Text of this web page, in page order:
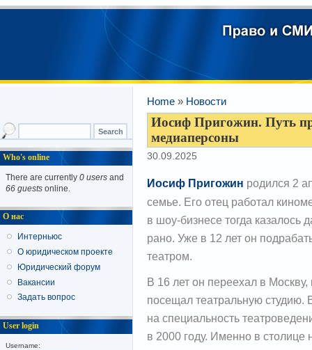
Home » Новости
Иосиф Пригожин. Путь
медиаперсоны
30.09.2025
Иосиф Пригожин родился 2
семье. Его отец работал
в шоу-бизнесе тогда казалось
рано. Уже в 12 лет он
театром.
В 16 лет он переехал в
посещал театральную
на специальность
в 2000 году. Именно в столице
Who's online
There are currently 0 users and
66 guests online.
О нас
Интерньюс
О юридическом проекте
Юридический форум
Вакансии
Задать вопрос
User login
Username: